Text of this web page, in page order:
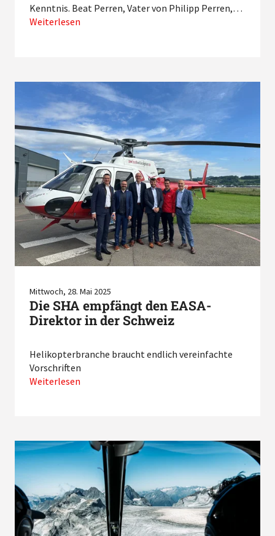
Kenntnis. Beat Perren, Vater von Philipp Perren,…
Weiterlesen
Mittwoch, 28. Mai 2025
Die SHA empfängt den EASA-
Direktor in der Schweiz
Helikopterbranche braucht endlich vereinfachte
Vorschriften
Weiterlesen